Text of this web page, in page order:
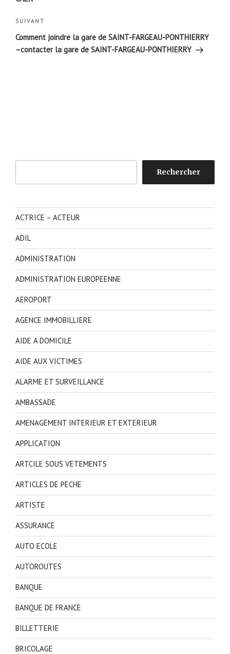
Article
suivant
SUIVANT
Comment joindre la gare de SAINT-FARGEAU-PONTHIERRY
–contacter la gare de SAINT-FARGEAU-PONTHIERRY
Rechercher
ACTRICE – ACTEUR
ADIL
ADMINISTRATION
ADMINISTRATION EUROPEENNE
AEROPORT
AGENCE IMMOBILLIERE
AIDE A DOMICILE
AIDE AUX VICTIMES
ALARME ET SURVEILLANCE
AMBASSADE
AMENAGEMENT INTERIEUR ET EXTERIEUR
APPLICATION
ARTCILE SOUS VETEMENTS
ARTICLES DE PECHE
ARTISTE
ASSURANCE
AUTO ECOLE
AUTOROUTES
BANQUE
BANQUE DE FRANCE
BILLETTERIE
BRICOLAGE